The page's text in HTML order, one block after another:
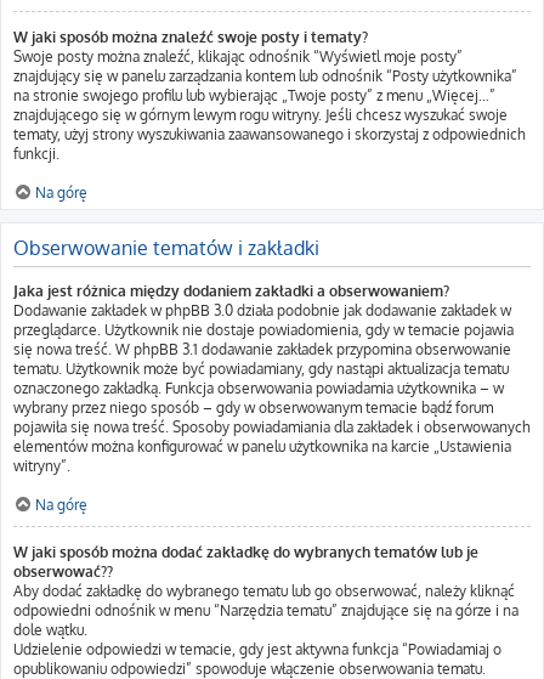
W jaki sposób można znaleźć swoje posty i tematy?
Swoje posty można znaleźć, klikając odnośnik “Wyświetl moje posty”
znajdujący się w panelu zarządzania kontem lub odnośnik “Posty użytkownika”
na stronie swojego profilu lub wybierając „Twoje posty” z menu „Więcej…”
znajdującego się w górnym lewym rogu witryny. Jeśli chcesz wyszukać swoje
tematy, użyj strony wyszukiwania zaawansowanego i skorzystaj z odpowiednich
funkcji.
Na górę
Obserwowanie tematów i zakładki
Jaka jest różnica między dodaniem zakładki a obserwowaniem?
Dodawanie zakładek w phpBB 3.0 działa podobnie jak dodawanie zakładek w
przeglądarce. Użytkownik nie dostaje powiadomienia, gdy w temacie pojawia
się nowa treść. W phpBB 3.1 dodawanie zakładek przypomina obserwowanie
tematu. Użytkownik może być powiadamiany, gdy nastąpi aktualizacja tematu
oznaczonego zakładką. Funkcja obserwowania powiadamia użytkownika – w
wybrany przez niego sposób – gdy w obserwowanym temacie bądź forum
pojawiła się nowa treść. Sposoby powiadamiania dla zakładek i obserwowanych
elementów można konfigurować w panelu użytkownika na karcie „Ustawienia
witryny”.
Na górę
W jaki sposób można dodać zakładkę do wybranych tematów lub je
obserwować??
Aby dodać zakładkę do wybranego tematu lub go obserwować, należy kliknąć
odpowiedni odnośnik w menu “Narzędzia tematu” znajdujące się na górze i na
dole wątku.
Udzielenie odpowiedzi w temacie, gdy jest aktywna funkcja “Powiadamiaj o
opublikowaniu odpowiedzi” spowoduje włączenie obserwowania tematu.